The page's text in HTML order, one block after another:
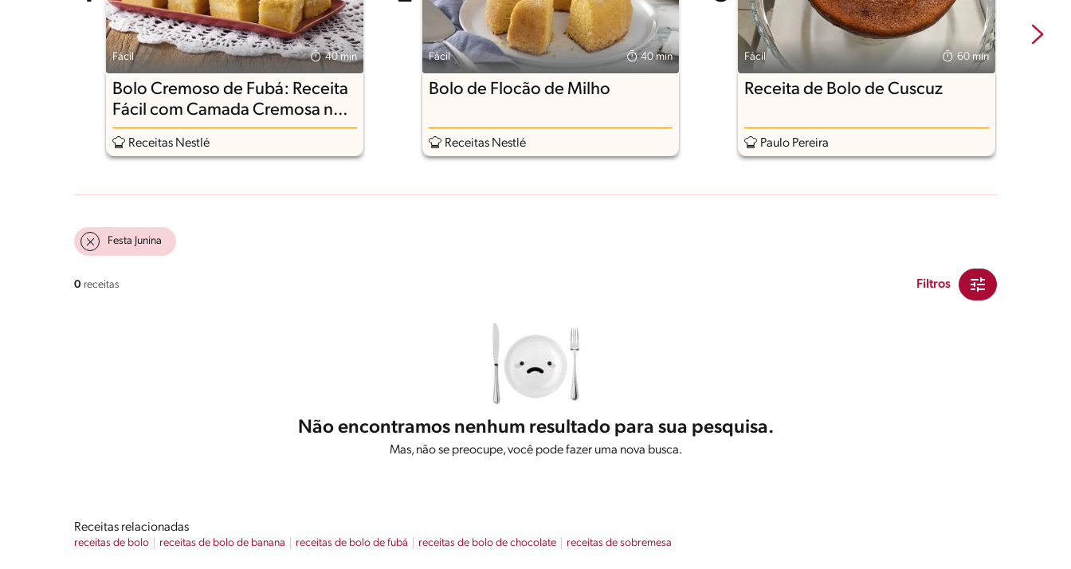
Fácil 40 min
Bolo Cremoso de Fubá: Receita
Fácil com Camada Cremosa no
Meio
Receitas Nestlé
Fácil 40 min
Bolo de Flocão de Milho
Receitas Nestlé
Fácil 60 min
Receita de Bolo de Cuscuz
Paulo Pereira
Festa Junina
0 receitas Filtros
Não encontramos nenhum resultado para sua pesquisa.
Mas, não se preocupe, você pode fazer uma nova busca.
Receitas relacionadas
receitas de bolo receitas de bolo de banana receitas de bolo de fubá receitas de bolo de chocolate receitas de sobremesa